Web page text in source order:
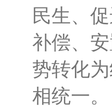
民生、
补偿、
势转化
相统一。